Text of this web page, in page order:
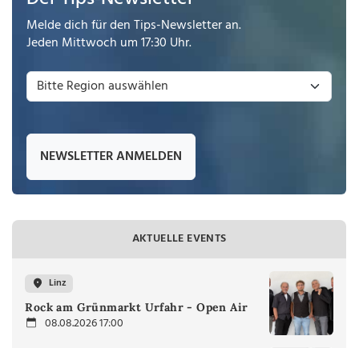
Melde dich für den Tips-Newsletter an.
Jeden Mittwoch um 17:30 Uhr.
NEWSLETTER ANMELDEN
AKTUELLE EVENTS
Linz
Rock am Grünmarkt Urfahr - Open Air
08.08.2026 17:00